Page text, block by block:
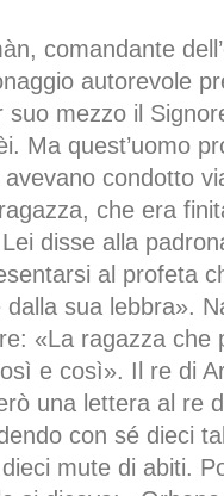
comandante
autorevole
mezzo il
Ma quest’uomo
condotto
che era
disse alla
al profeta
sua lebbra».
«La ragazza che
e così». Il re di
una lettera al re
con sé dieci
dieci mute di abiti.